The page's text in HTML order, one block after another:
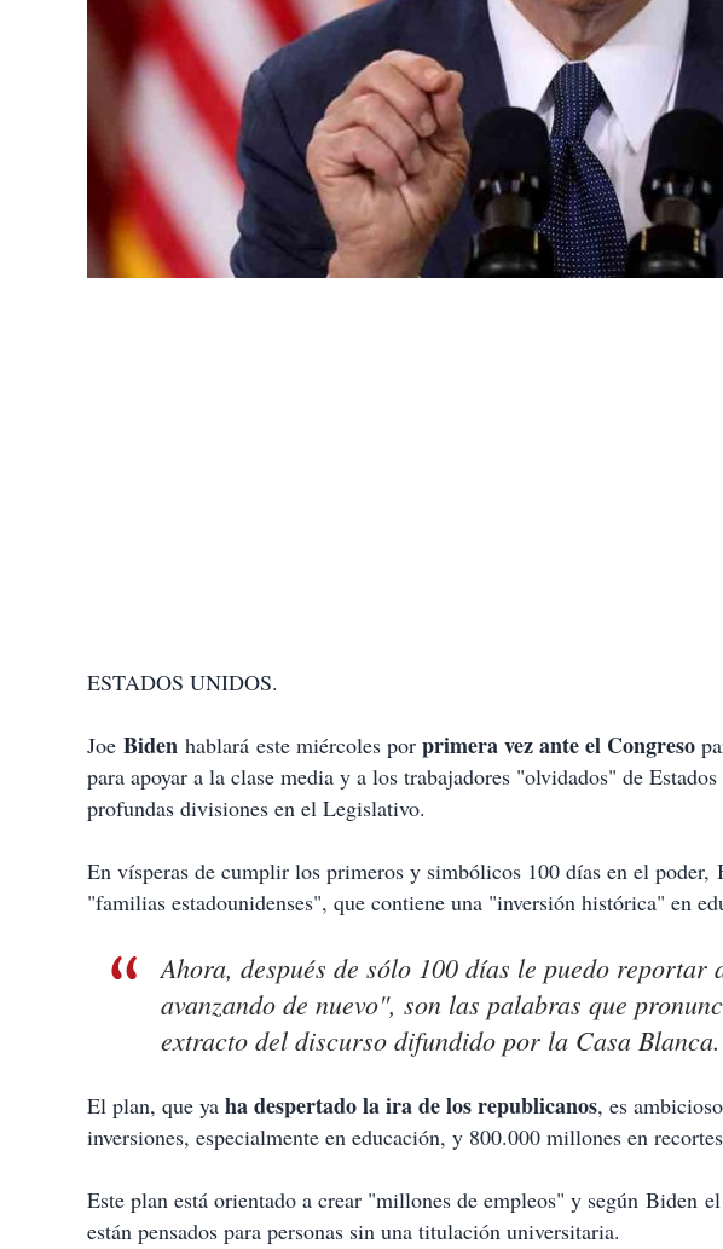
ESTADOS UNIDOS.
Joe Biden hablará este miércoles por primera vez ante el Congreso
para apoyar a la clase media y a los trabajadores "olvidados" de
profundas divisiones en el Legislativo.
En vísperas de cumplir los primeros y simbólicos 100 días en el poder,
"familias estadounidenses", que contiene una "inversión histórica" en
Ahora, después de sólo 100 días le puedo reportar
avanzando de nuevo", son las palabras que
extracto del discurso difundido por la Casa Blanca.
El plan, que ya ha despertado la ira de los republicanos, es
inversiones, especialmente en educación, y 800.000 millones en
Este plan está orientado a crear "millones de empleos" y según Biden
están pensados para personas sin una titulación universitaria.